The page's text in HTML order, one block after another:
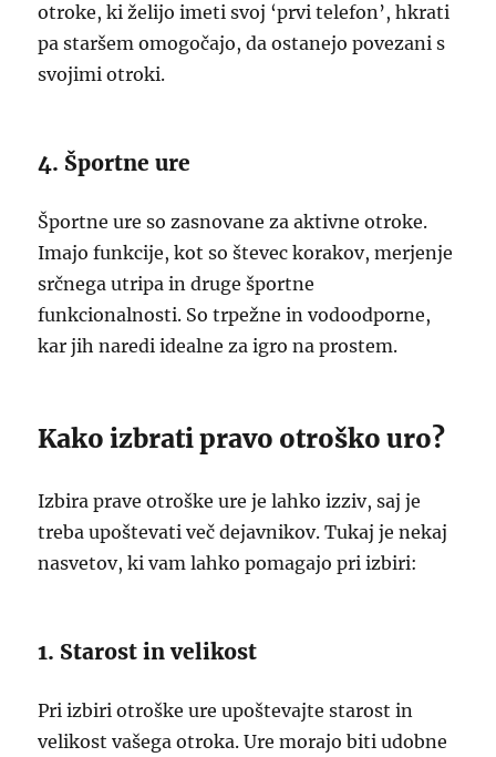
otroke, ki želijo imeti svoj ‘prvi telefon’, hkrati
pa staršem omogočajo, da ostanejo povezani s
svojimi otroki.
4. Športne ure
Športne ure so zasnovane za aktivne otroke.
Imajo funkcije, kot so števec korakov, merjenje
srčnega utripa in druge športne
funkcionalnosti. So trpežne in vodoodporne,
kar jih naredi idealne za igro na prostem.
Kako izbrati pravo otroško uro?
Izbira prave otroške ure je lahko izziv, saj je
treba upoštevati več dejavnikov. Tukaj je nekaj
nasvetov, ki vam lahko pomagajo pri izbiri:
1. Starost in velikost
Pri izbiri otroške ure upoštevajte starost in
velikost vašega otroka. Ure morajo biti udobne